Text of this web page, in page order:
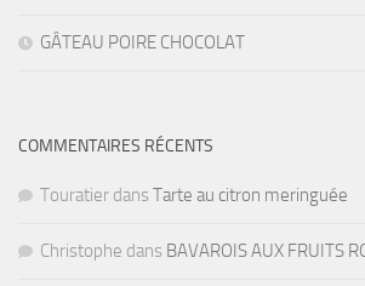
GÂTEAU POIRE CHOCOLAT
COMMENTAIRES RÉCENTS
Touratier dans Tarte au citron meringuée
Christophe dans BAVAROIS AUX FRUITS